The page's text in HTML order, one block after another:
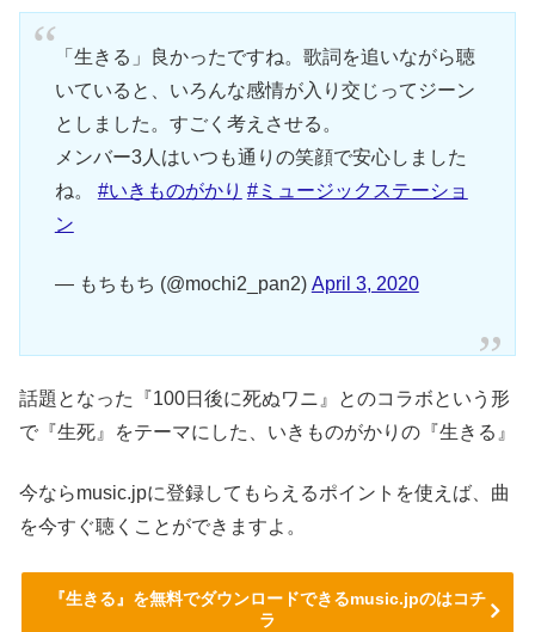
「生きる」良かったですね。歌詞を追いながら聴
いていると、いろんな感情が入り交じってジーン
としました。すごく考えさせる。
メンバー3人はいつも通りの笑顔で安心しました
ね。 #いきものがかり #ミュージックステーショ
ン
— もちもち (@mochi2_pan2) April 3, 2020
話題となった『100日後に死ぬワニ』とのコラボという形
で『生死』をテーマにした、いきものがかりの『生きる』
今ならmusic.jpに登録してもらえるポイントを使えば、曲
を今すぐ聴くことができますよ。
『生きる』を無料でダウンロードできるmusic.jpのはコチ
ラ